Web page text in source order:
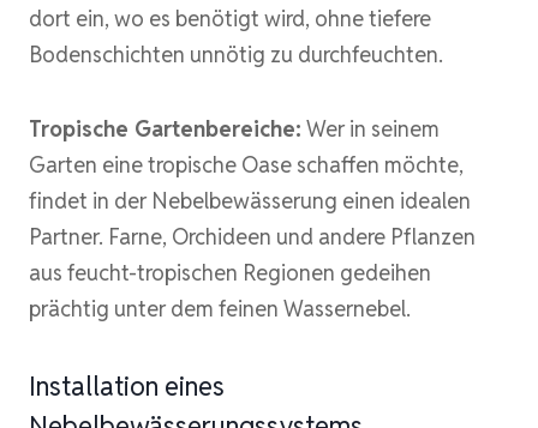
dort ein, wo es benötigt wird, ohne tiefere
Bodenschichten unnötig zu durchfeuchten.
Tropische Gartenbereiche: Wer in seinem
Garten eine tropische Oase schaffen möchte,
findet in der Nebelbewässerung einen idealen
Partner. Farne, Orchideen und andere Pflanzen
aus feucht-tropischen Regionen gedeihen
prächtig unter dem feinen Wassernebel.
Installation eines